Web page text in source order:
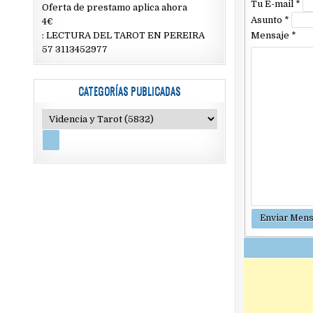
Tu E-mail *
Asunto *
Mensaje *
Oferta de prestamo aplica ahora
4€
: LECTURA DEL TAROT EN PEREIRA
57 3113452977
CATEGORÍAS PUBLICADAS